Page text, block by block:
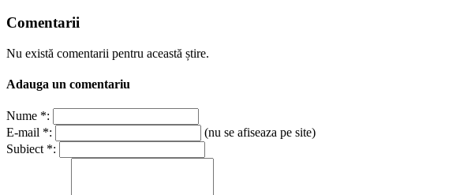
Comentarii
Nu există comentarii pentru această știre.
Adauga un comentariu
Nume *:
E-mail *:
(nu se afiseaza pe site)
Subiect *: